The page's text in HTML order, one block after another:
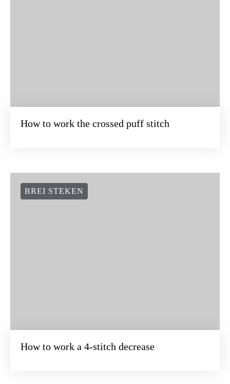
How to work the crossed puff stitch
BREI STEKEN
How to work a 4-stitch decrease